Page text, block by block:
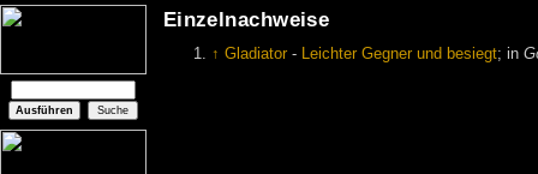
Einzelnachweise
↑ Gladiator - Leichter Gegner und besiegt; in